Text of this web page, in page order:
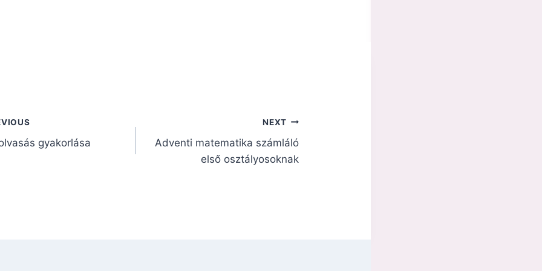
gyakorlása
NEXT
Adventi matematika számláló
első osztályosoknak